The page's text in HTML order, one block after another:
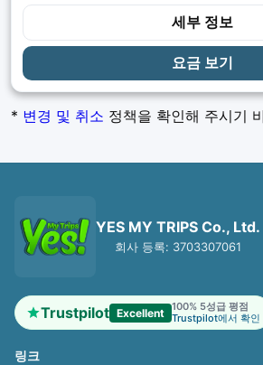
세부 정보
요금 보기
* 변경 및 취소 정책을 확인해 주시기
YES MY TRIPS Co., Ltd.
회사 등록: 3703307061
Trustpilot Excellent 100% 5성급 평점
Trustpilot에서 확인
링크